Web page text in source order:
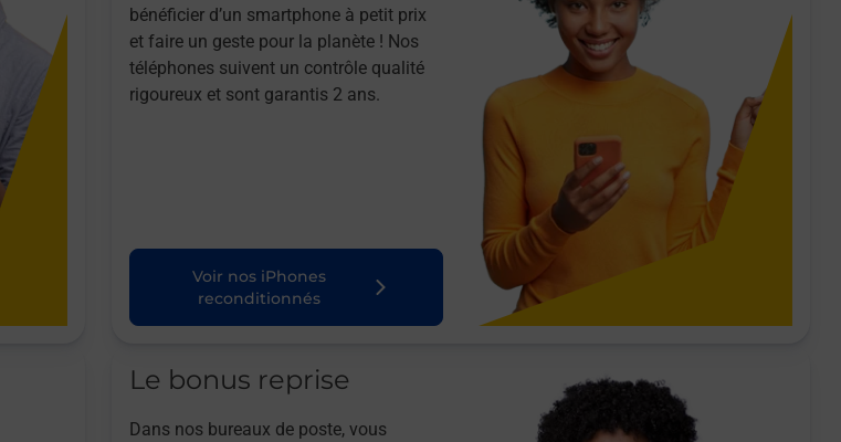
bénéficier d’un smartphone à petit prix
et faire un geste pour la planète ! Nos
téléphones suivent un contrôle qualité
rigoureux et sont garantis 2 ans.
Voir nos iPhones
reconditionnés
Le bonus reprise
Dans nos bureaux de poste, vous